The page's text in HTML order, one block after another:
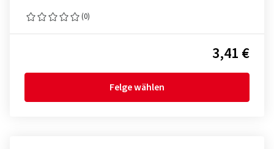
(0)
3,41 €
Felge wählen